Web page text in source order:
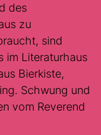
des
zu
sind
im Literaturhaus
Bierkiste,
Schwung und
vom Reverend